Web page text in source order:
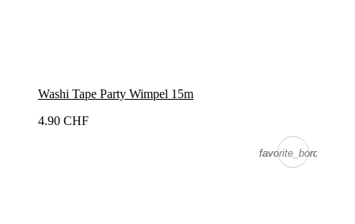
Washi Tape Party Wimpel 15m
4.90 CHF
favorite_border
favorite_border